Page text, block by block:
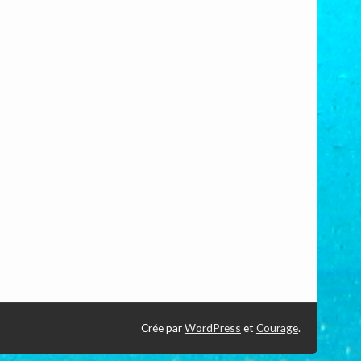
Crée parWordPress et Courage.